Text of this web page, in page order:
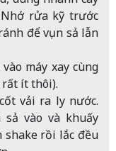
Nhớ rửa kỹ trước
để vụn sả lẫn
máy xay cùng
ít thôi).
vải ra ly nước.
vào và khuấy
shake rồi lắc đều